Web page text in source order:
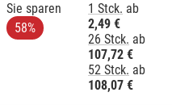
Sie sparen
58%
1 Stck. ab
2,49 €
26 Stck. ab
107,72 €
52 Stck. ab
108,07 €